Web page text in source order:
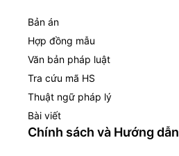
Bản án
Hợp đồng mẫu
Văn bản pháp luật
Tra cứu mã HS
Thuật ngữ pháp lý
Bài viết
Chính sách và Hướng dẫn